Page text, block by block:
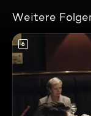
Weitere
6